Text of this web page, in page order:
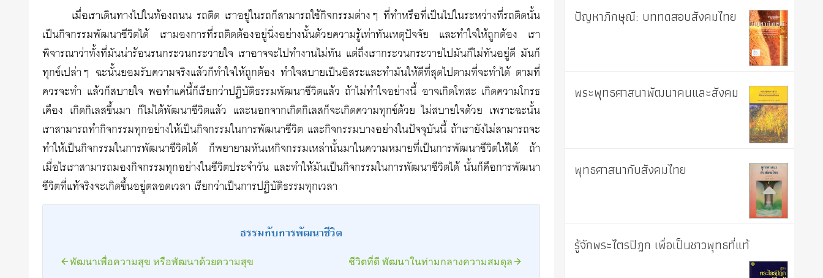
เมื่อเราเดินทางไปในท้องถนน รถติด เราอยู่ในรถก็สามารถใช้กิจกรรมต่างๆ ที่ทำหรือที่เป็นไปในระหว่างที่รถติดนั้น
เป็นกิจกรรมพัฒนาชีวิตได้ เรามองการที่รถติดต้องอยู่นิ่งอย่างนั้นด้วยความรู้เท่าทันเหตุปัจจัย และทำใจให้ถูกต้อง เรา
พิจารณาว่าทั้งที่มันน่าร้อนรนกระวนกระวายใจ เราอาจจะไปทำงานไม่ทัน แต่ถึงเรากระวนกระวายไปมันก็ไม่ทันอยู่ดี มันก็
ทุกข์เปล่าๆ ฉะนั้นยอมรับความจริงแล้วก็ทำใจให้ถูกต้อง ทำใจสบายเป็นอิสระและทำมันให้ดีที่สุดไปตามที่จะทำได้ ตามที่
ควรจะทำ แล้วก็สบายใจ พอทำแค่นี้ก็เรียกว่าปฏิบัติธรรมพัฒนาชีวิตแล้ว ถ้าไม่ทำใจอย่างนี้ อาจเกิดโทสะ เกิดความโกรธ
เคือง เกิดกิเลสขึ้นมา ก็ไม่ได้พัฒนาชีวิตแล้ว และนอกจากเกิดกิเลสก็จะเกิดความทุกข์ด้วย ไม่สบายใจด้วย เพราะฉะนั้น
เราสามารถทำกิจกรรมทุกอย่างให้เป็นกิจกรรมในการพัฒนาชีวิต และกิจกรรมบางอย่างในปัจจุบันนี้ ถ้าเรายังไม่สามารถจะ
ทำให้เป็นกิจกรรมในการพัฒนาชีวิตได้ ก็พยายามหันเหกิจกรรมเหล่านั้นมาในความหมายที่เป็นการพัฒนาชีวิตให้ได้ ถ้า
เมื่อไรเราสามารถมองกิจกรรมทุกอย่างในชีวิตประจำวัน และทำให้มันเป็นกิจกรรมในการพัฒนาชีวิตได้ นั้นก็คือการพัฒนา
ชีวิตที่แท้จริงจะเกิดขึ้นอยู่ตลอดเวลา เรียกว่าเป็นการปฏิบัติธรรมทุกเวลา
ธรรมกับการพัฒนาชีวิต
พัฒนาเพื่อความสุข หรือพัฒนาด้วยความสุข ชีวิตที่ดี พัฒนาในท่ามกลางความสมดุล
ปัญหาภิกษุณี: บททดสอบสังคมไทย
พระพุทธศาสนาพัฒนาคนและสังคม
พุทธศาสนากับสังคมไทย
รู้จักพระไตรปิฎก เพื่อเป็นชาวพุทธที่แท้